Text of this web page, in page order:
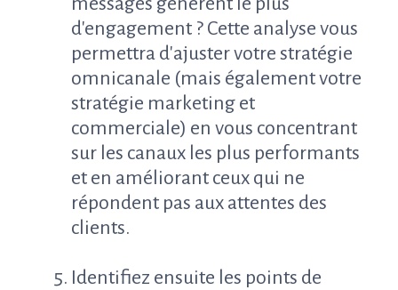
d'engagement ? Cette analyse vous
permettra d'ajuster votre stratégie
omnicanale (mais également votre
stratégie marketing et
commerciale) en vous concentrant
sur les canaux les plus performants
et en améliorant ceux qui ne
répondent pas aux attentes des
clients.
Identifiez ensuite les points de